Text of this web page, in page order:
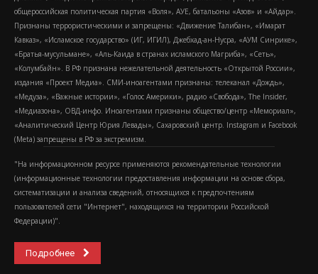
общероссийская политическая партия «Воля», АУЕ, батальоны «Азов» и «Айдар».
Признаны террористическими и запрещены: «Движение Талибан», «Имарат
Кавказ», «Исламское государство» (ИГ, ИГИЛ), Джебхад-ан-Нусра, «АУМ Синрике»,
«Братья-мусульмане», «Аль-Каида в странах исламского Магриба», «Сеть»,
«Колумбайн». В РФ признана нежелательной деятельность «Открытой России»,
издания «Проект Медиа». СМИ-иноагентами признаны: телеканал «Дождь»,
«Медуза», «Важные истории», «Голос Америки», радио «Свобода», The Insider,
«Медиазона», ОВД-инфо. Иноагентами признаны общество/центр «Мемориал»,
«Аналитический Центр Юрия Левады», Сахаровский центр. Instagram и Facebook
(Metа) запрещены в РФ за экстремизм.
"На информационном ресурсе применяются рекомендательные технологии
(информационные технологии предоставления информации на основе сбора,
систематизации и анализа сведений, относящихся к предпочтениям
пользователей сети "Интернет", находящихся на территории Российской
Федерации)".
Подробнее